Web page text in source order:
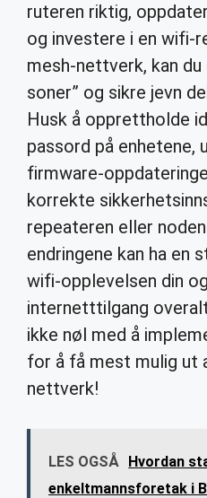
ruteren riktig,
og investere i en wifi-
mesh-nettverk, kan du
soner” og sikre jevn
Husk å opprettholde
passord på enhetene,
firmware-
korrekte
repeateren eller
endringene kan ha en
wifi-opplevelsen din
internetttilgang
ikke nøl med å
for å få mest mulig ut
nettverk!
LES OGSÅ Hvordan
enkeltmannsforetak i